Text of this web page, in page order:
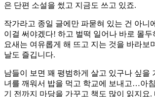
은 단편 소설을 썼고 지금도 쓰고 있죠.
작가라고 종일 글에만 파묻혀 있는 건 아니
이걸 써야겠다! 하고 벌떡 일어나 바로 몰
요새는 여유롭게 해 뜨고 지는 것을 바라보
날도 즐깁니다.
남들이 보면 꽤 평범하게 살고 있구나 싶을
녀를 깨워서 밥을 먹고 학교에 보내고…아
기 전까지 마당을 가꾸고 책도 많이 읽지요.